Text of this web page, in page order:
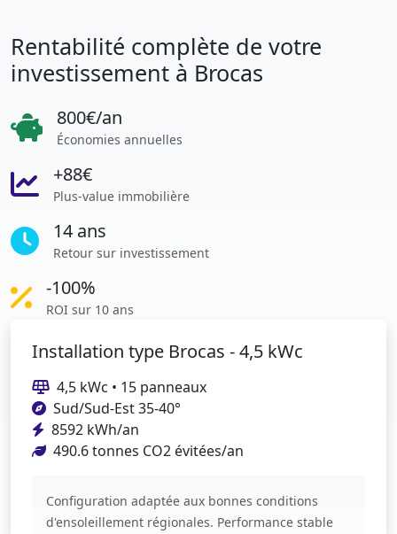
Rentabilité complète de votre
investissement à Brocas
800€/an
Économies annuelles
+88€
Plus-value immobilière
14 ans
Retour sur investissement
-100%
ROI sur 10 ans
Installation type Brocas - 4,5 kWc
4,5 kWc • 15 panneaux
Sud/Sud-Est 35-40°
8592 kWh/an
490.6 tonnes CO2 évitées/an
Configuration adaptée aux bonnes conditions
d'ensoleillement régionales. Performance stable